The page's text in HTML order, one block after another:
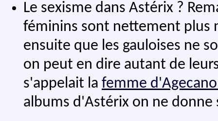
Le sexisme dans Astérix ?
féminins sont nettement plus
ensuite que les gauloises ne
on peut en dire autant de
s'appelait la femme
albums d'Astérix on ne donne